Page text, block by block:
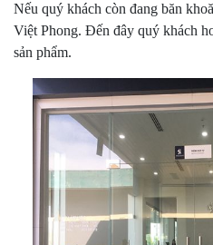
Nếu quý khách còn đang băn
Việt Phong. Đến đây quý khách
sản phẩm.